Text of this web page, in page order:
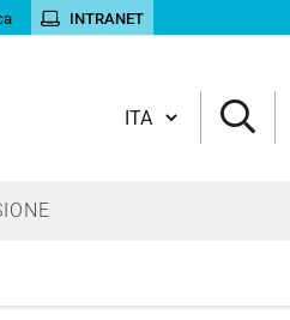
INTRANET
Cambia lingua